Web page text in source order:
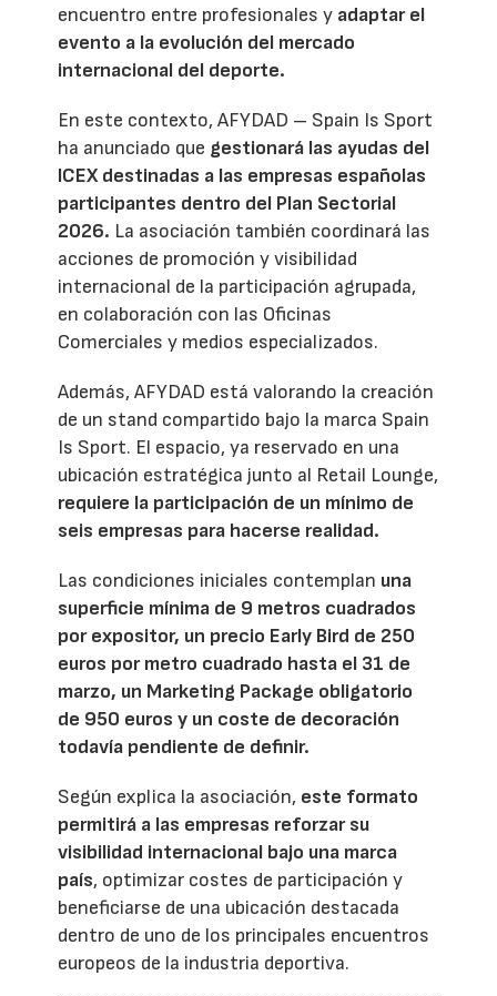
encuentro entre profesionales y adaptar el
evento a la evolución del mercado
internacional del deporte.
En este contexto, AFYDAD – Spain Is Sport
ha anunciado que gestionará las ayudas del
ICEX destinadas a las empresas españolas
participantes dentro del Plan Sectorial
2026. La asociación también coordinará las
acciones de promoción y visibilidad
internacional de la participación agrupada,
en colaboración con las Oficinas
Comerciales y medios especializados.
Además, AFYDAD está valorando la creación
de un stand compartido bajo la marca Spain
Is Sport. El espacio, ya reservado en una
ubicación estratégica junto al Retail Lounge,
requiere la participación de un mínimo de
seis empresas para hacerse realidad.
Las condiciones iniciales contemplan una
superficie mínima de 9 metros cuadrados
por expositor, un precio Early Bird de 250
euros por metro cuadrado hasta el 31 de
marzo, un Marketing Package obligatorio
de 950 euros y un coste de decoración
todavía pendiente de definir.
Según explica la asociación, este formato
permitirá a las empresas reforzar su
visibilidad internacional bajo una marca
país, optimizar costes de participación y
beneficiarse de una ubicación destacada
dentro de uno de los principales encuentros
europeos de la industria deportiva.